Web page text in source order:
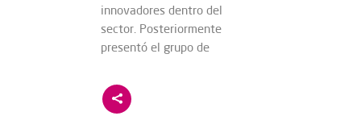
innovadores dentro del
sector. Posteriormente
presentó el grupo de